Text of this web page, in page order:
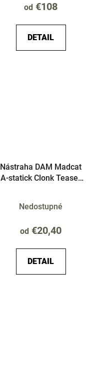
od €108
DETAIL
Nástraha DAM Madcat
A-statick Clonk Teaser
Nedostupné
od €20,40
DETAIL